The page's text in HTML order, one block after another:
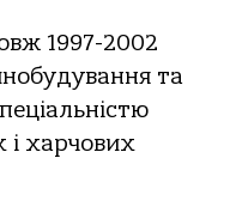
1997-2002
та
харчових